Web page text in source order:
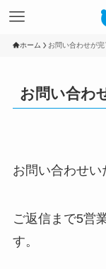
ホーム お問い合わせが
お問い合わ
お問い合わせい
ご返信まで5営
す。